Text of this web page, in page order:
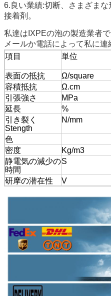
6.良い業績:切断、さまざま
接着剤。
私達はIXPEの泡の製造業者
メールか電話によって私に連
項目
単位
表面の抵抗 Ω/square
容積抵抗
Ω.cm
引張強さ
MPa
延長
%
引き裂く
Stength
N/mm
色
密度
Kg/m3
静電気の減少の
時間
S
研摩の潜在性 V